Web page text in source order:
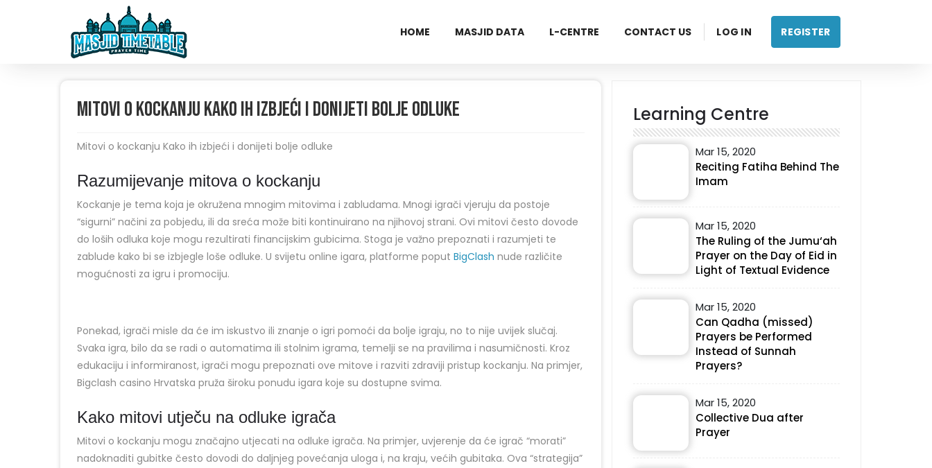
HOME MASJID DATA L-CENTRE CONTACT US LOG IN REGISTER
Mitovi o kockanju Kako ih izbjeći i donijeti bolje odluke
Mitovi o kockanju Kako ih izbjeći i donijeti bolje odluke
Razumijevanje mitova o kockanju
Kockanje je tema koja je okružena mnogim mitovima i zabludama. Mnogi igrači vjeruju da postoje
“sigurni” načini za pobjedu, ili da sreća može biti kontinuirano na njihovoj strani. Ovi mitovi često dovode
do loših odluka koje mogu rezultirati financijskim gubicima. Stoga je važno prepoznati i razumjeti te
zablude kako bi se izbjegle loše odluke. U svijetu online igara, platforme poput BigClash nude različite
mogućnosti za igru i promociju.
Ponekad, igrači misle da će im iskustvo ili znanje o igri pomoći da bolje igraju, no to nije uvijek slučaj.
Svaka igra, bilo da se radi o automatima ili stolnim igrama, temelji se na pravilima i nasumičnosti. Kroz
edukaciju i informiranost, igrači mogu prepoznati ove mitove i razviti zdraviji pristup kockanju. Na primjer,
Bigclash casino Hrvatska pruža široku ponudu igara koje su dostupne svima.
Kako mitovi utječu na odluke igrača
Mitovi o kockanju mogu značajno utjecati na odluke igrača. Na primjer, uvjerenje da će igrač “morati”
nadoknaditi gubitke često dovodi do daljnjeg povećanja uloga i, na kraju, većih gubitaka. Ova “strategija”
Learning Centre
Mar 15, 2020
Reciting Fatiha Behind The
Imam
Mar 15, 2020
The Ruling of the Jumu‘ah
Prayer on the Day of Eid in
Light of Textual Evidence
Mar 15, 2020
Can Qadha (missed)
Prayers be Performed
Instead of Sunnah
Prayers?
Mar 15, 2020
Collective Dua after
Prayer